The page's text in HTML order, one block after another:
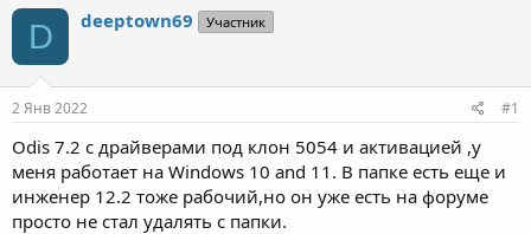
т
е
м
ы
т
л
D deeptown69 Участник
2 Янв 2022 #1
Odis 7.2 c драйверами под клон 5054 и активацией ,у
меня работает на Windows 10 and 11. В папке есть еще и
инженер 12.2 тоже рабочий,но он уже есть на форуме
просто не стал удалять с папки.